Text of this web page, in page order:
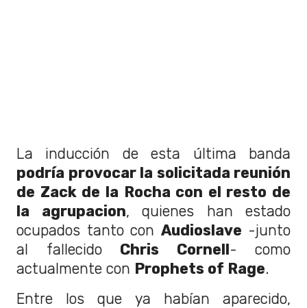
La inducción de esta última banda
podría provocar la solicitada reunión
de Zack de la Rocha con el resto de
la agrupacion, quienes han estado
ocupados tanto con Audioslave -junto
al fallecido Chris Cornell- como
actualmente con Prophets of Rage.
Entre los que ya habían aparecido,